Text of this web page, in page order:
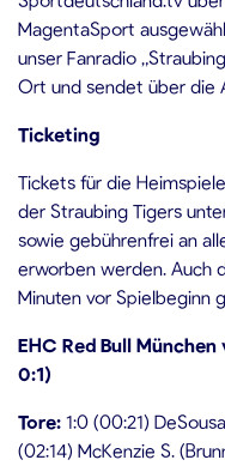
MagentaSport
unser Fanradio
Ort und sendet über die
Ticketing
Tickets für die
der Straubing Tigers
sowie gebührenfrei an
erworben werden. Auch
Minuten vor Spielbeginn
EHC Red Bull
0:1)
Tore: 1:0 (00:21)
(02:14) McKenzie S.